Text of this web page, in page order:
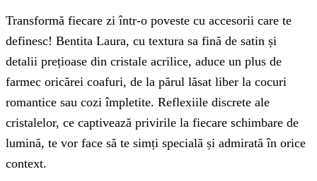
Transformă fiecare zi într-o poveste cu accesorii care te
definesc! Bentita Laura, cu textura sa fină de satin și
detalii prețioase din cristale acrilice, aduce un plus de
farmec oricărei coafuri, de la părul lăsat liber la cocuri
romantice sau cozi împletite. Reflexiile discrete ale
cristalelor, ce captivează privirile la fiecare schimbare de
lumină, te vor face să te simți specială și admirată în orice
context.